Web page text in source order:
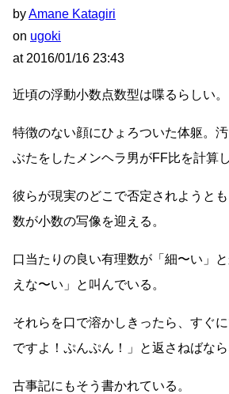
byAmane Katagiri
on ugoki
at 2016/01/16 23:43
近頃の浮動小数点数型は喋るらしい。
特徴のない顔にひょろついた体躯。
ぶたをしたメンヘラ男がFF比を計算し
彼らが現実のどこで否定されようと
数が小数の写像を迎える。
口当たりの良い有理数が「細〜い」
えな〜い」と叫んでいる。
それらを口で溶かしきったら、すぐ
ですよ！ぷんぷん！」と返さねばなら
古事記にもそう書かれている。